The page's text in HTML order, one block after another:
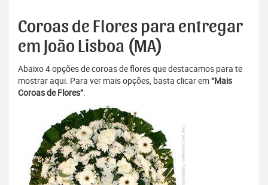
Coroas de Flores para entregar
em João Lisboa (MA)
Abaixo 4 opções de coroas de flores que destacamos para te
mostrar aqui. Para ver mais opções, basta clicar em“Mais
Coroas de Flores”.